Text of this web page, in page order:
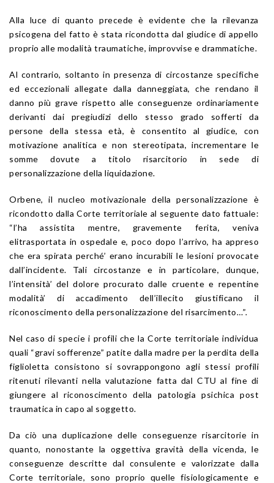
Alla luce di quanto precede è evidente che la rilevanza
psicogena del fatto è stata ricondotta dal giudice di appello
proprio alle modalità traumatiche, improvvise e drammatiche.
Al contrario, soltanto in presenza di circostanze specifiche
ed eccezionali allegate dalla danneggiata, che rendano il
danno più grave rispetto alle conseguenze ordinariamente
derivanti dai pregiudizi dello stesso grado sofferti da
persone della stessa età, è consentito al giudice, con
motivazione analitica e non stereotipata, incrementare le
somme dovute a titolo risarcitorio in sede di
personalizzazione della liquidazione.
Orbene, il nucleo motivazionale della personalizzazione è
ricondotto dalla Corte territoriale al seguente dato fattuale:
“l’ha assistita mentre, gravemente ferita, veniva
elitrasportata in ospedale e, poco dopo l’arrivo, ha appreso
che era spirata perché’ erano incurabili le lesioni provocate
dall’incidente. Tali circostanze e in particolare, dunque,
l’intensità’ del dolore procurato dalle cruente e repentine
modalità’ di accadimento dell’illecito giustificano il
riconoscimento della personalizzazione del risarcimento…”.
Nel caso di specie i profili che la Corte territoriale individua
quali “gravi sofferenze” patite dalla madre per la perdita della
figlioletta consistono si sovrappongono agli stessi profili
ritenuti rilevanti nella valutazione fatta dal CTU al fine di
giungere al riconoscimento della patologia psichica post
traumatica in capo al soggetto.
Da ciò una duplicazione delle conseguenze risarcitorie in
quanto, nonostante la oggettiva gravità della vicenda, le
conseguenze descritte dal consulente e valorizzate dalla
Corte territoriale, sono proprio quelle fisiologicamente e